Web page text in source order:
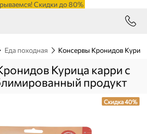
Скидки до 80%
Еда походная Консервы Кронидов
Курица карри с
продукт
Скидка 40%